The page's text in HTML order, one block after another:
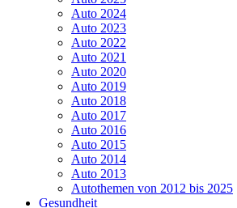
Auto 2024
Auto 2023
Auto 2022
Auto 2021
Auto 2020
Auto 2019
Auto 2018
Auto 2017
Auto 2016
Auto 2015
Auto 2014
Auto 2013
Autothemen von 2012 bis 2025
Gesundheit